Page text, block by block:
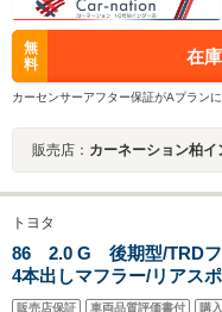
無
料
在
カーセンサーアフター保証がAプラン
販売店： カーネーション柏イ
トヨタ
86 2.0 G 後期型/TRDフ
4本出しマフラー/リアス
続/LEDヘッドライト/保証
販売店保証 車両品質評価書付 購